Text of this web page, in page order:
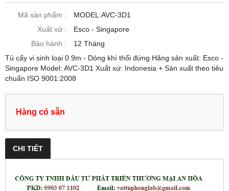
Mã sản phẩm :
MODEL:AVC-3D1
Xuất xứ :
Esco - Singapore
Bảo hành :
12 Tháng
Tủ cấy vi sinh loại 0.9m - Dòng khí thổi đứng Hãng sản xuất: Esco -
Singapore Model: AVC-3D1 Xuất xứ: Indonesia + Sản xuất theo tiêu
chuẩn ISO 9001:2008
Hàng có sẵn
CHI TIẾT